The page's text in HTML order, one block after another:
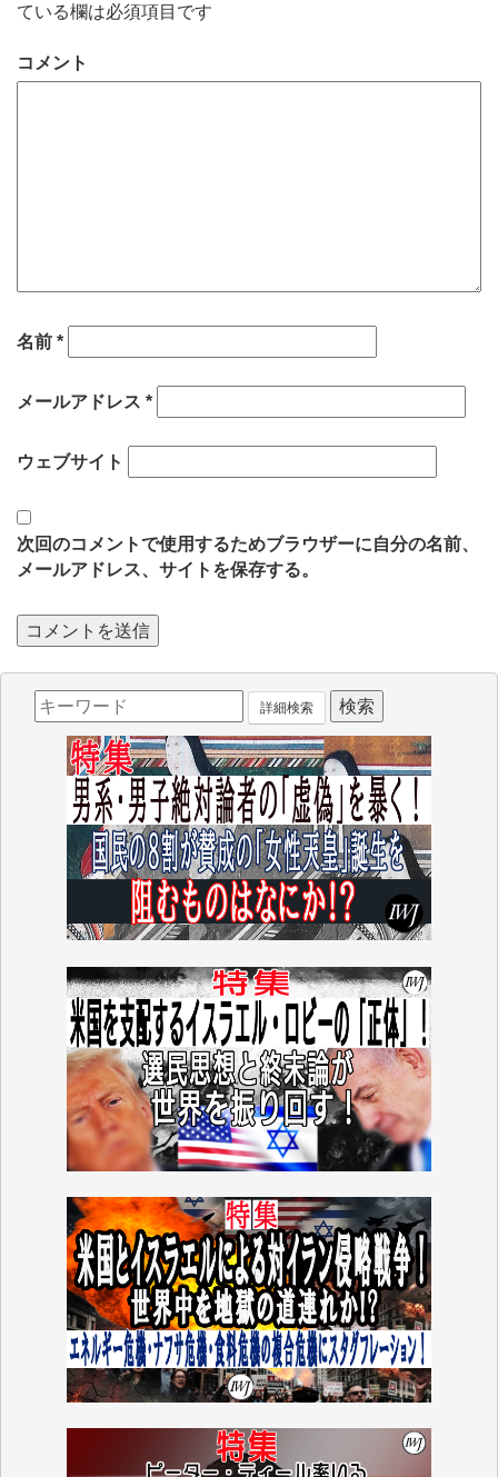
ている欄は必須項目です
コメント
名前 *
メールアドレス *
ウェブサイト
次回のコメントで使用するためブラウザーに自分の名前、
メールアドレス、サイトを保存する。
詳細検索